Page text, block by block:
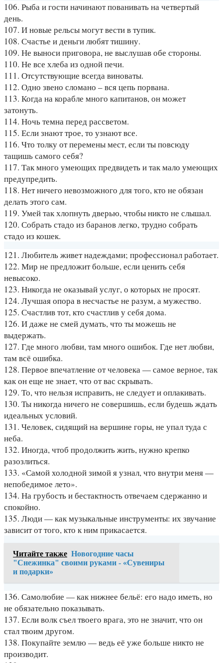
106. Рыба и гости начинают пованивать на четвертый
день.
107. И новые рельсы могут вести в тупик.
108. Счастье и деньги любят тишину.
109. Не выноси приговора, не выслушав обе стороны.
110. Не все хлеба из одной печи.
111. Отсутствующие всегда виноваты.
112. Одно звено сломано – вся цепь порвана.
113. Когда на корабле много капитанов, он может
затонуть.
114. Ночь темна перед рассветом.
115. Если знают трое, то узнают все.
116. Что толку от перемены мест, если ты повсюду
тащишь самого себя?
117. Так много умеющих предвидеть и так мало умеющих
предупредить.
118. Нет ничего невозможного для того, кто не обязан
делать этого сам.
119. Умей так хлопнуть дверью, чтобы никто не слышал.
120. Собрать стадо из баранов легко, трудно собрать
стадо из кошек.
121. Любитель живет надеждами; профессионал работает.
122. Мир не предложит больше, если ценить себя
невысоко.
123. Никогда не оказывай услуг, о которых не просят.
124. Лучшая опора в несчастье не разум, а мужество.
125. Счастлив тот, кто счастлив у себя дома.
126. И даже не смей думать, что ты можешь не
выдержать.
127. Где много любви, там много ошибок. Где нет любви,
там всё ошибка.
128. Первое впечатление от человека — самое верное, так
как он еще не знает, что от вас скрывать.
129. То, что нельзя исправить, не следует и оплакивать.
130. Ты никогда ничего не совершишь, если будешь ждать
идеальных условий.
131. Человек, сидящий на вершине горы, не упал туда с
неба.
132. Иногда, чтоб продолжить жить, нужно крепко
разозлиться.
133. «Самой холодной зимой я узнал, что внутри меня —
непобедимое лето».
134. На грубость и бестактность отвечаем сдержанно и
спокойно.
135. Люди — как музыкальные инструменты: их звучание
зависит от того, кто к ним прикасается.
Читайте также Новогодние часы
"Снежинка" своими руками - «Сувениры
и подарки»
136. Самолюбие — как нижнее бельё: его надо иметь, но
не обязательно показывать.
137. Если волк съел твоего врага, это не значит, что он
стал твоим другом.
138. Покупайте землю — ведь её уже больше никто не
производит.